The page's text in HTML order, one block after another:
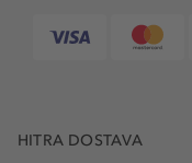
HITRA DOSTAVA